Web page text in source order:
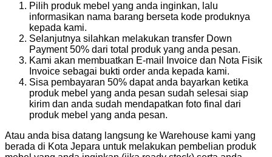
Pilih produk mebel yang anda inginkan, lalu
informasikan nama barang berseta kode produknya
kepada kami.
Selanjutnya silahkan melakukan transfer Down
Payment 50% dari total produk yang anda pesan.
Kami akan membuatkan E-mail Invoice dan Nota Fisik
Invoice sebagai bukti order anda kepada kami.
Sisa pembayaran 50% dapat anda bayarkan ketika
produk mebel yang anda pesan sudah selesai siap
kirim dan anda sudah mendapatkan foto final dari
produk mebel yang anda pesan.
Atau anda bisa datang langsung ke Warehouse kami yang
berada di Kota Jepara untuk melakukan pembelian produk